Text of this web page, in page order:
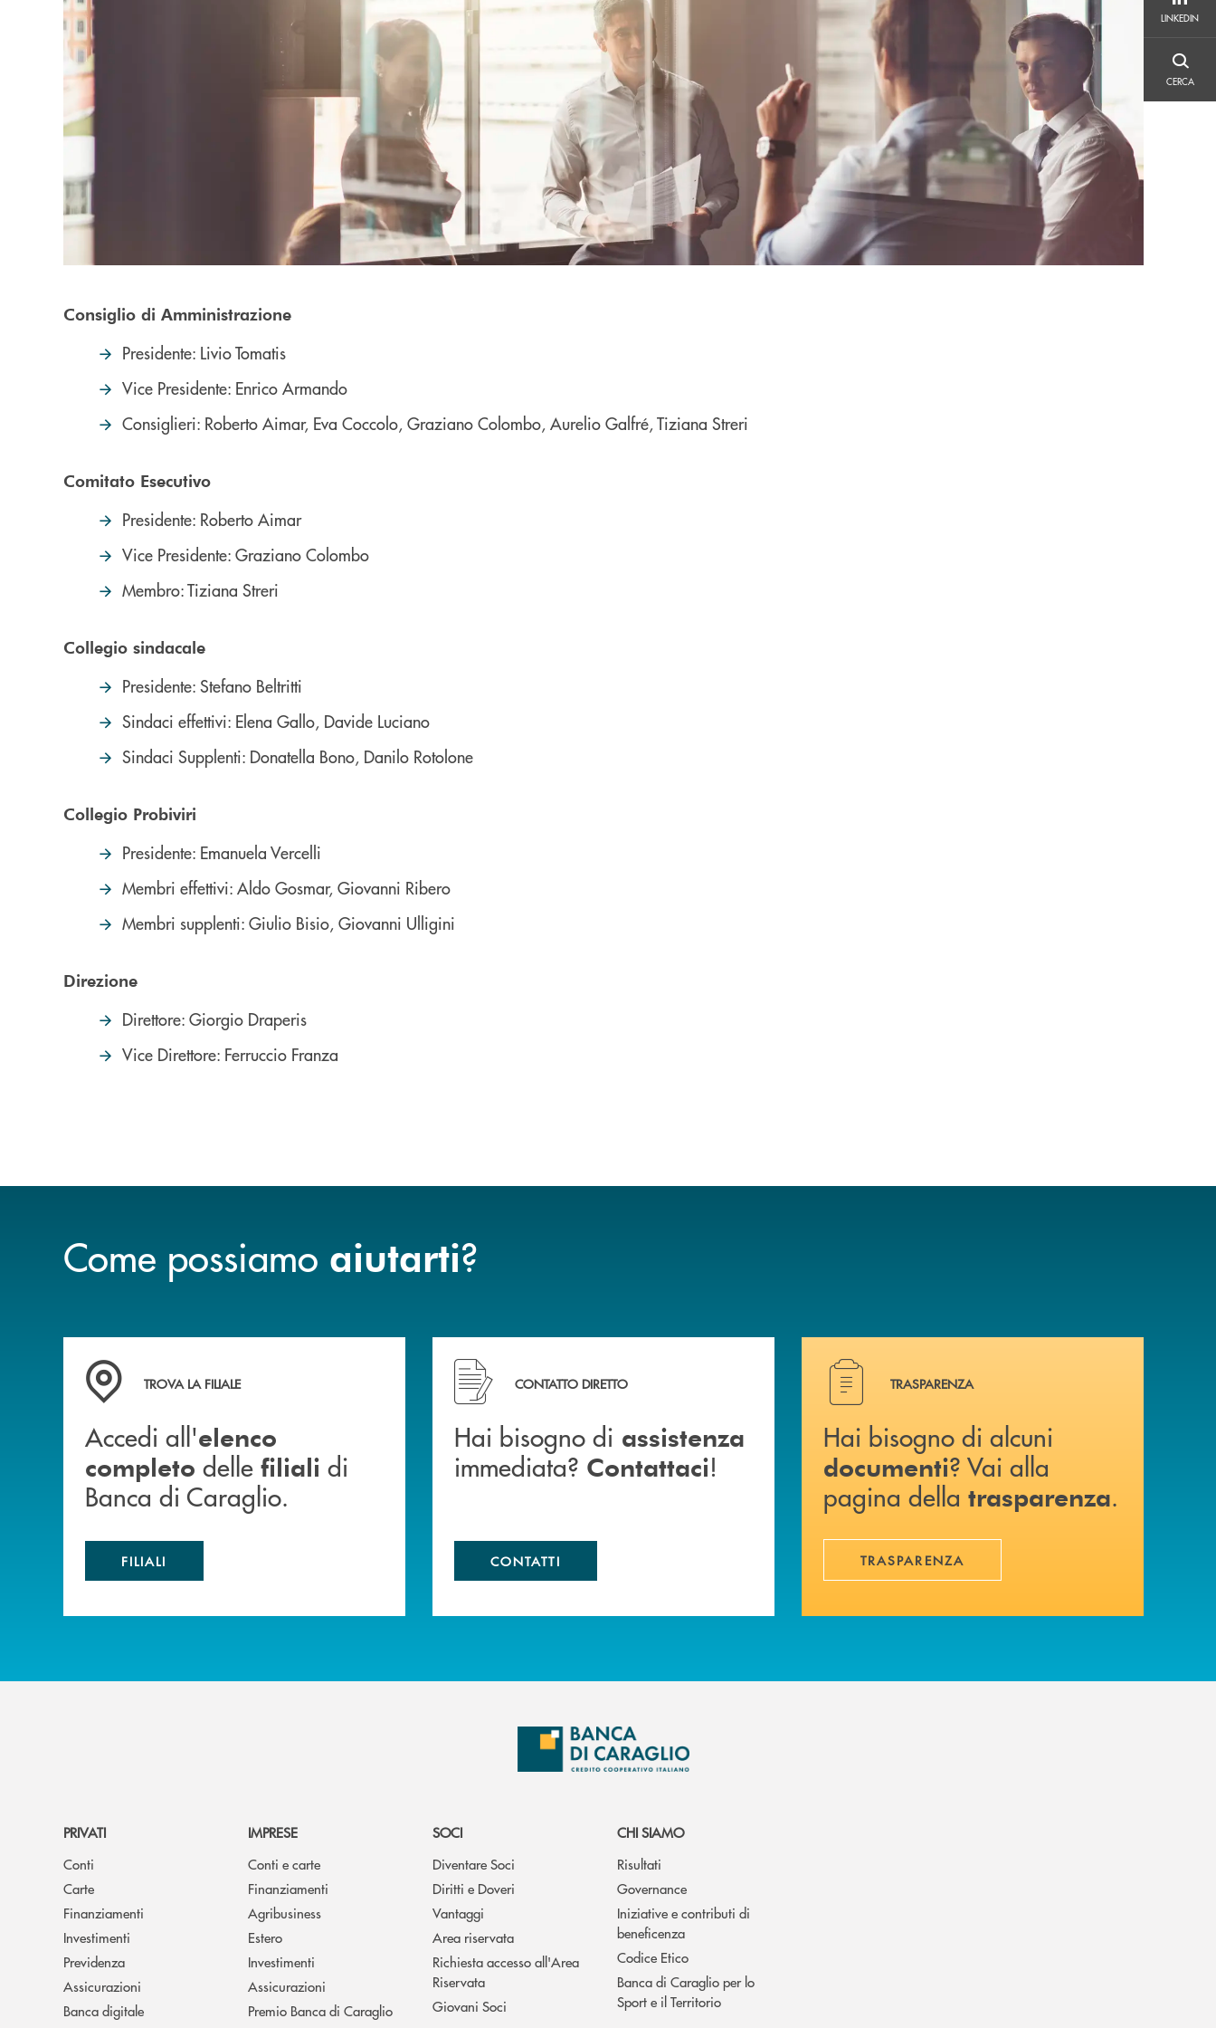
LINKEDIN
CERCA
CERCA
Consiglio di Amministrazione
Presidente: Livio Tomatis
Vice Presidente: Enrico Armando
Consiglieri: Roberto Aimar, Eva Coccolo, Graziano Colombo, Aurelio Galfré, Tiziana Streri
Comitato Esecutivo
Presidente: Roberto Aimar
Vice Presidente: Graziano Colombo
Membro: Tiziana Streri
Collegio sindacale
Presidente: Stefano Beltritti
Sindaci effettivi: Elena Gallo, Davide Luciano
Sindaci Supplenti: Donatella Bono, Danilo Rotolone
Collegio Probiviri
Presidente: Emanuela Vercelli
Membri effettivi: Aldo Gosmar, Giovanni Ribero
Membri supplenti: Giulio Bisio, Giovanni Ulligini
Direzione
Direttore: Giorgio Draperis
Vice Direttore: Ferruccio Franza
Come possiamo aiutarti?
Accedi all' elenco completo delle filiali di Banca di Caraglio.
TROVA LA FILIALE
Accedi all'elenco
completo delle filiali di
Banca di Caraglio.
FILIALI
Hai bisogno di assistenza immediata? Contattaci !
CONTATTO DIRETTO
Hai bisogno di assistenza
immediata? Contattaci!
CONTATTI
Hai bisogno di alcuni documenti ? Vai alla pagina della
TRASPARENZA
Hai bisogno di alcuni
documenti? Vai alla
pagina della trasparenza.
TRASPARENZA
PRIVATI
Conti
Carte
Finanziamenti
Investimenti
Previdenza
Assicurazioni
Banca digitale
IMPRESE
Conti e carte
Finanziamenti
Agribusiness
Estero
Investimenti
Assicurazioni
Premio Banca di Caraglio
SOCI
Diventare Soci
Diritti e Doveri
Vantaggi
Area riservata
Richiesta accesso all'Area
Riservata
Giovani Soci
CHI SIAMO
Risultati
Governance
Iniziative e contributi di
beneficenza
Codice Etico
Banca di Caraglio per lo
Sport e il Territorio